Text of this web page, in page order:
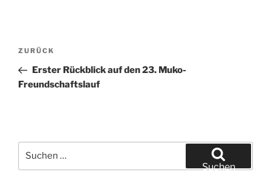
Beitragsnavigation
Vorheriger
Beitrag
ZURÜCK
Erster Rückblick auf den 23. Muko-
Freundschaftslauf
nach:
Suchen